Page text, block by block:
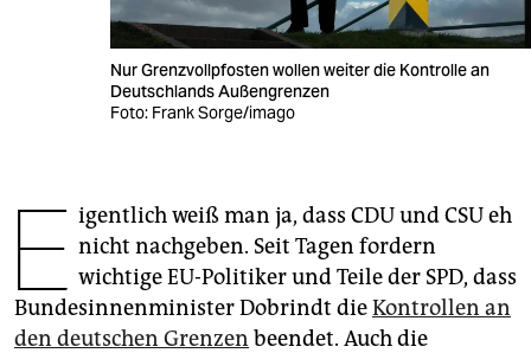
fragen & hilfe
unterstützen
genossenschaft
epaper login
Nur Grenzvollpfosten wollen weiter die Kontrolle an
Deutschlands Außengrenzen
Foto: Frank Sorge/imago
E igentlich weiß man ja, dass CDU und CSU eh
nicht nachgeben. Seit Tagen fordern
wichtige EU-Politiker und Teile der SPD, dass
Bundesinnenminister Dobrindt dieKontrollen an
den deutschen Grenzen beendet. Auch die